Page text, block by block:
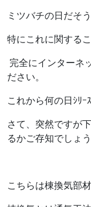
ミツバチの日だそう
特にこれに関する
完全にインターネ
ださい。
これから何の日ｼﾘｰ
さて、突然ですが
るかご存知でしょ
こちらは棟換気部材